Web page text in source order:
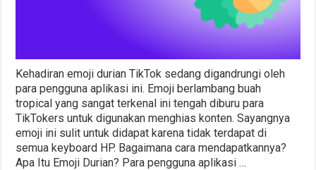
Kehadiran emoji durian TikTok sedang digandrungi oleh
para pengguna aplikasi ini. Emoji berlambang buah
tropical yang sangat terkenal ini tengah diburu para
TikTokers untuk digunakan menghias konten. Sayangnya
emoji ini sulit untuk didapat karena tidak terdapat di
semua keyboard HP. Bagaimana cara mendapatkannya?
Apa Itu Emoji Durian? Para pengguna aplikasi …